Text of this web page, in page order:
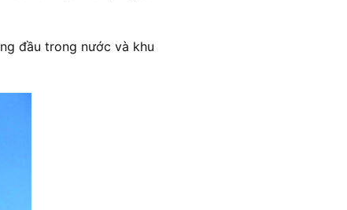
đầu trong nước và khu